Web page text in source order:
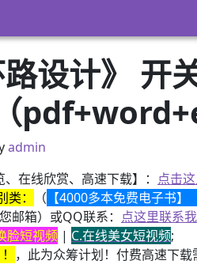
路设计》
admin
在线欣赏、高速下载】： 点击
类： （ 【4000多本免费电子书】
箱）或QQ联系： 点这里联系
脸短视频 | C.在线美女短视频;
，此为众筹计划！付费高速下